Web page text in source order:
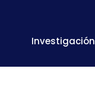
Investigación